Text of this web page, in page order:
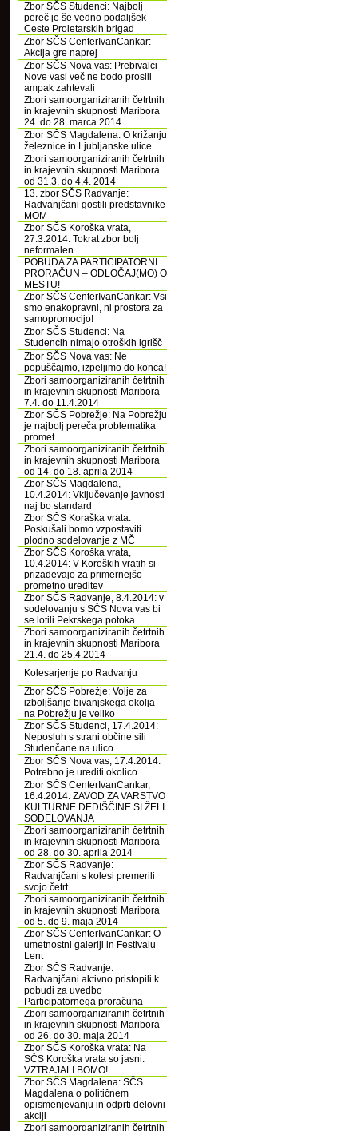
Zbor SČS Studenci: Najbolj
pereč je še vedno podaljšek
Ceste Proletarskih brigad
Zbor SČS CenterIvanCankar:
Akcija gre naprej
Zbor SČS Nova vas: Prebivalci
Nove vasi več ne bodo prosili
ampak zahtevali
Zbori samoorganiziranih četrtnih
in krajevnih skupnosti Maribora
24. do 28. marca 2014
Zbor SČS Magdalena: O križanju
železnice in Ljubljanske ulice
Zbori samoorganiziranih četrtnih
in krajevnih skupnosti Maribora
od 31.3. do 4.4. 2014
13. zbor SČS Radvanje:
Radvanjčani gostili predstavnike
MOM
Zbor SČS Koroška vrata,
27.3.2014: Tokrat zbor bolj
neformalen
POBUDA ZA PARTICIPATORNI
PRORAČUN – ODLOČAJ(MO) O
MESTU!
Zbor SČS CenterIvanCankar: Vsi
smo enakopravni, ni prostora za
samopromocijo!
Zbor SČS Studenci: Na
Studencih nimajo otroških igrišč
Zbor SČS Nova vas: Ne
popuščajmo, izpeljimo do konca!
Zbori samoorganiziranih četrtnih
in krajevnih skupnosti Maribora
7.4. do 11.4.2014
Zbor SČS Pobrežje: Na Pobrežju
je najbolj pereča problematika
promet
Zbori samoorganiziranih četrtnih
in krajevnih skupnosti Maribora
od 14. do 18. aprila 2014
Zbor SČS Magdalena,
10.4.2014: Vključevanje javnosti
naj bo standard
Zbor SČS Koraška vrata:
Poskušali bomo vzpostaviti
plodno sodelovanje z MČ
Zbor SČS Koroška vrata,
10.4.2014: V Koroških vratih si
prizadevajo za primernejšo
prometno ureditev
Zbor SČS Radvanje, 8.4.2014: v
sodelovanju s SČS Nova vas bi
se lotili Pekrskega potoka
Zbori samoorganiziranih četrtnih
in krajevnih skupnosti Maribora
21.4. do 25.4.2014
Kolesarjenje po Radvanju
Zbor SČS Pobrežje: Volje za
izboljšanje bivanjskega okolja
na Pobrežju je veliko
Zbor SČS Studenci, 17.4.2014:
Neposluh s strani občine sili
Studenčane na ulico
Zbor SČS Nova vas, 17.4.2014:
Potrebno je urediti okolico
Zbor SČS CenterIvanCankar,
16.4.2014: ZAVOD ZA VARSTVO
KULTURNE DEDIŠČINE SI ŽELI
SODELOVANJA
Zbori samoorganiziranih četrtnih
in krajevnih skupnosti Maribora
od 28. do 30. aprila 2014
Zbor SČS Radvanje:
Radvanjčani s kolesi premerili
svojo četrt
Zbori samoorganiziranih četrtnih
in krajevnih skupnosti Maribora
od 5. do 9. maja 2014
Zbor SČS CenterIvanCankar: O
umetnostni galeriji in Festivalu
Lent
Zbor SČS Radvanje:
Radvanjčani aktivno pristopili k
pobudi za uvedbo
Participatornega proračuna
Zbori samoorganiziranih četrtnih
in krajevnih skupnosti Maribora
od 26. do 30. maja 2014
Zbor SČS Koroška vrata: Na
SČS Koroška vrata so jasni:
VZTRAJALI BOMO!
Zbor SČS Magdalena: SČS
Magdalena o političnem
opismenjevanju in odprti delovni
akciji
Zbori samoorganiziranih četrtnih